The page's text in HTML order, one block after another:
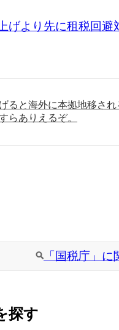
げより先に租税回避
ると海外に本拠地移され
らありえるぞ。
「国税庁」
探す